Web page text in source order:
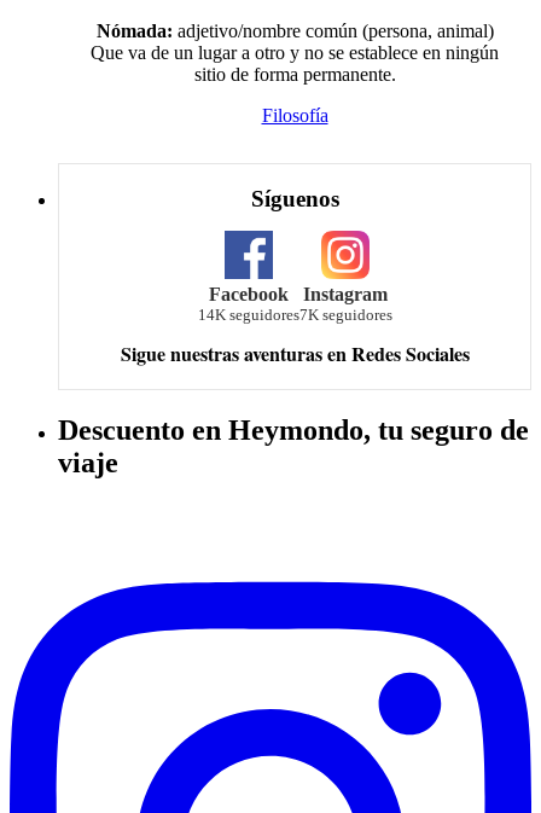
Síguenos
Facebook Instagram
Sigue nuestras aventuras en Redes Sociales
Descuento en Heymondo, tu seguro de
Explora. Compara. Alquila el mejor
coche